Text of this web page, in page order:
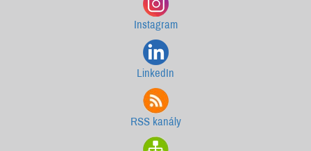
Instagram
LinkedIn
RSS kanály